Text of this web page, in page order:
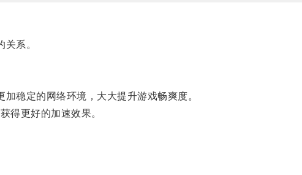
系。
稳定的网络环境，大大提升游戏畅爽度。
更好的加速效果。